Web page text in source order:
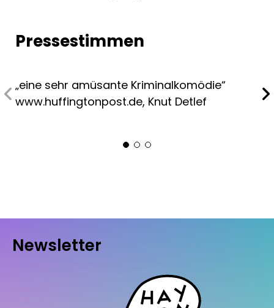
Pressestimmen
„eine sehr amüsante Kriminalkomödie“
www.huffingtonpost.de, Knut Detlef
Newsletter